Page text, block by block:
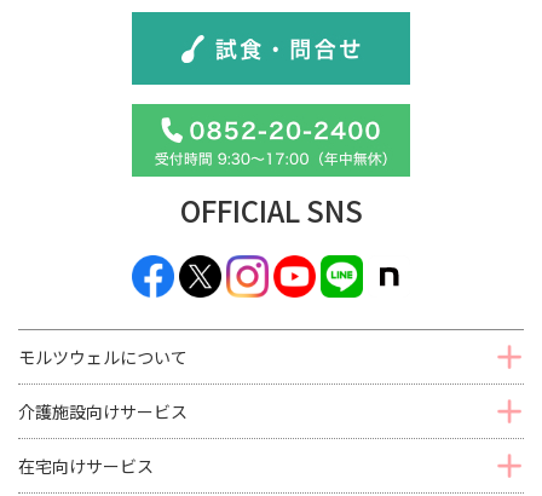
OFFICIAL SNS
モルツウェルについて
介護施設向けサービス
在宅向けサービス